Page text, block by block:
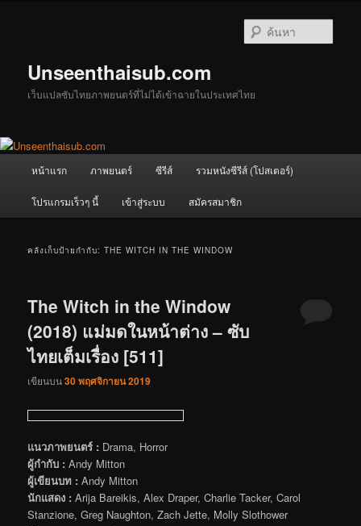
Unseenthaisub.com
เว็บแปลซับไทยภาพยนตร์ที่ไม่ได้เข้าฉายในประเทศไทย
หน้าแรก ภาพยนตร์ ซีรีส์ รวมหนังซีรีส์ (โปสเตอร์)
โปรแกรมเร็วๆ นี้ เข้าสู่ระบบ สมัครสมาชิก
คลังเก็บป้ายกำกับ:THE WITCH IN THE WINDOW
The Witch in the Window
(2018) แม่มดในหน้าต่าง – ซับ
ไทยเต็มเรื่อง [511]
เขียนบน30 พฤศจิกายน 2019
แนวภาพยนตร์ : Drama, Horror
ผู้กำกับ : Andy Mitton
ผู้เขียนบท : Andy Mitton
นักแสดง : Arija Bareikis, Alex Draper, Charlie Tacker, Carol
Stanzione, Greg Naughton, Zach Jette, Molly Slothower